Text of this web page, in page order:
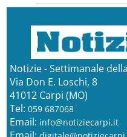
Notizie - Settimanale della
Via Don E. Loschi, 8
41012 Carpi (MO)
Tel: 059 687068
Email: info@notiziecarpi.it